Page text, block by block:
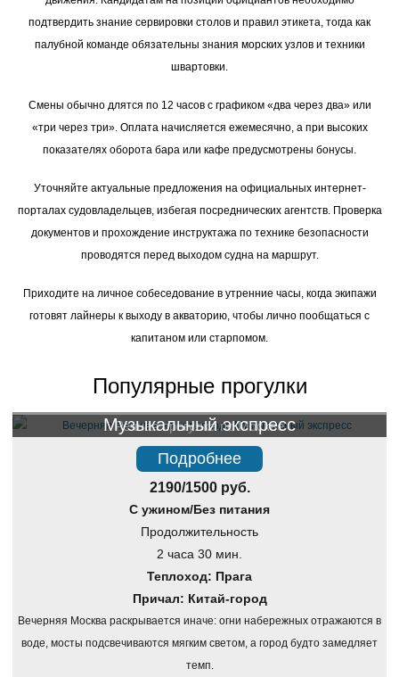
подтвердить знание сервировки столов и правил этикета, тогда как
палубной команде обязательны знания морских узлов и техники
швартовки.
Смены обычно длятся по 12 часов с графиком «два через два» или
«три через три». Оплата начисляется ежемесячно, а при высоких
показателях оборота бара или кафе предусмотрены бонусы.
Уточняйте актуальные предложения на официальных интернет-
порталах судовладельцев, избегая посреднических агентств. Проверка
документов и прохождение инструктажа по технике безопасности
проводятся перед выходом судна на маршрут.
Приходите на личное собеседование в утренние часы, когда экипажи
готовят лайнеры к выходу в акваторию, чтобы лично пообщаться с
капитаном или старпомом.
Популярные прогулки
Речная прогулка по Москве
Музыкальный экспресс
Подробнее
2190/1500 руб.
С ужином/Без питания
Продолжительность
2 часа 30 мин.
Теплоход: Прага
Причал: Китай-город
Вечерняя Москва раскрывается иначе: огни набережных отражаются в
воде, мосты подсвечиваются мягким светом, а город будто замедляет
темп.